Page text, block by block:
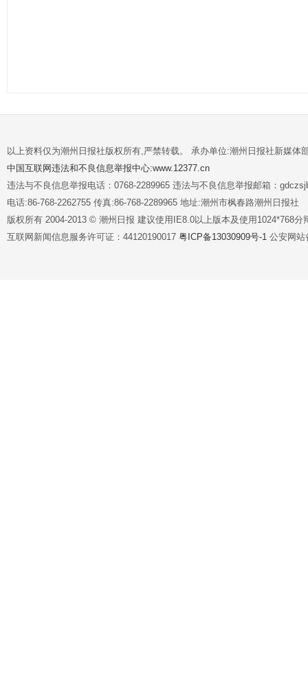
以上资料仅为潮州日报社版权所有,严禁转载。 承办单位:潮州日报社新媒体
中国互联网违法和不良信息举报中心:www.12377.cn
违法与不良信息举报电话：0768-2289965 违法与不良信息举报邮箱：
电话:86-768-2262755 传真:86-768-2289965 地址:潮州市枫春路潮州日报社
版权所有 2004-2013 © 潮州日报 建议使用IE8.0以上版本及使用1024*768分
互联网新闻信息服务许可证：44120190017 粤ICP备13030909号-1 公安网站